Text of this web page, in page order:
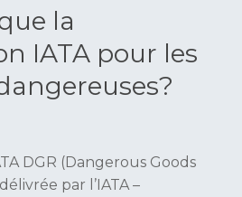
la
IATA pour les
DGR (Dangerous Goods
par l’IATA –